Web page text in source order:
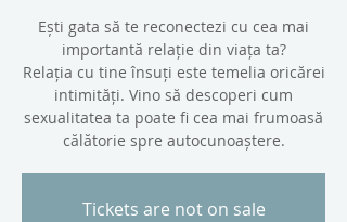
Ești gata să te reconectezi cu cea mai
importantă relație din viața ta?
Relația cu tine însuți este temelia oricărei
intimități. Vino să descoperi cum
sexualitatea ta poate fi cea mai frumoasă
călătorie spre autocunoaștere.
Tickets are not on sale